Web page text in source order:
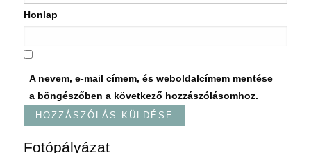
Honlap
A nevem, e-mail címem, és weboldalcímem mentése
a böngészőben a következő hozzászólásomhoz.
Fotópályázat